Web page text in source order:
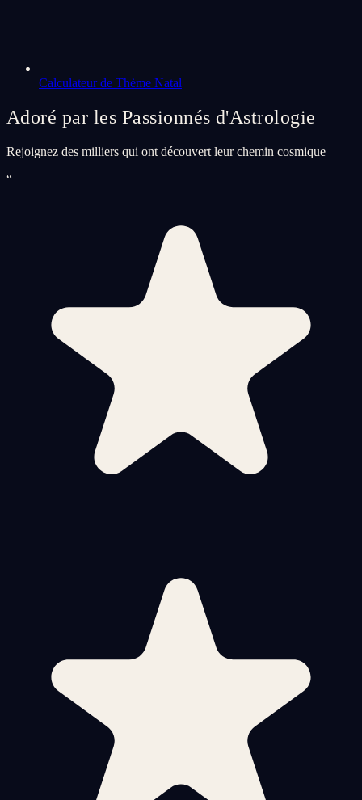
Calculateur de Thème Natal
Adoré par les Passionnés d'Astrologie
Rejoignez des milliers qui ont découvert leur chemin cosmique
“